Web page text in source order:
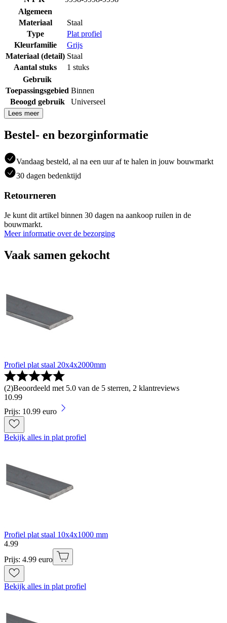
Algemeen
Materiaal
Staal
Type
Plat profiel
Kleurfamilie
Grijs
Materiaal (detail) Staal
Aantal stuks
1 stuks
Gebruik
Toepassingsgebied Binnen
Beoogd gebruik
Universeel
Lees meer
Bestel- en bezorginformatie
Vandaag besteld, al na een uur af te halen in jouw bouwmarkt
30 dagen bedenktijd
Retourneren
Je kunt dit artikel binnen 30 dagen na aankoop ruilen in de
bouwmarkt.
Meer informatie over de bezorging
Vaak samen gekocht
Profiel plat staal 20x4x2000mm
(2)Beoordeeld met 5.0 van de 5 sterren, 2 klantreviews
10.99
Prijs: 10.99 euro
Bekijk alles in plat profiel
Profiel plat staal 10x4x1000 mm
4.99
Prijs: 4.99 euro
Bekijk alles in plat profiel